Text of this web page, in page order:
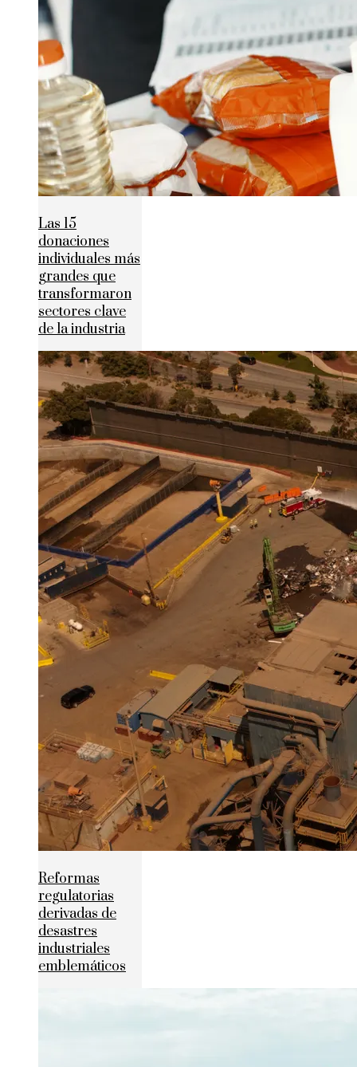
Las 15
donaciones
individuales más
grandes que
transformaron
sectores clave
de la industria
Reformas
regulatorias
derivadas de
desastres
industriales
emblemáticos